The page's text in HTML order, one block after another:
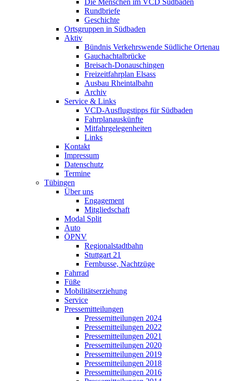
Die Menschen im VCD Südbaden
Rundbriefe
Geschichte
Ortsgruppen in Südbaden
Aktiv
Bündnis Verkehrswende Südliche Ortenau
Gauchachtalbrücke
Breisach-Donauschingen
Freizeitfahrplan Elsass
Ausbau Rheintalbahn
Archiv
Service & Links
VCD-Ausflugstipps für Südbaden
Fahrplanauskünfte
Mitfahrgelegenheiten
Links
Kontakt
Impressum
Datenschutz
Termine
Tübingen
Über uns
Engagement
Mitgliedschaft
Modal Split
Auto
ÖPNV
Regionalstadtbahn
Stuttgart 21
Fernbusse, Nachtzüge
Fahrrad
Füße
Mobilitätserziehung
Service
Pressemitteilungen
Pressemitteilungen 2024
Pressemitteilungen 2022
Pressemitteilungen 2021
Pressemitteilungen 2020
Pressemitteilungen 2019
Pressemitteilungen 2018
Pressemitteilungen 2016